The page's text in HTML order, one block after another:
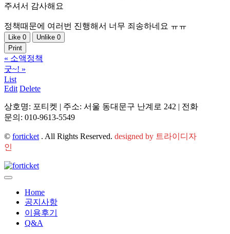
주셔서 감사해요
정책때문에 여러번 진행해서 너무 죄송하네요 ㅠㅠ
Like 0 Unlike 0
Print
« 소액정책
굿~! »
List
Edit Delete
상호명: 포티켓 | 주소: 서울 동대문구 난계로 242 | 전화
문의: 010-9613-5549
© forticket . All Rights Reserved. designed by 트라이디자
인
Home
공지사항
이용후기
Q&A